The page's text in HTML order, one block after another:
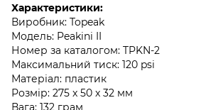
Характеристики:
Виробник: Topeak
Модель: Peakini II
Номер за каталогом: TPKN-2
Максимальний тиск: 120 psi
Матеріал: пластик
Розмір: 275 x 50 x 32 мм
Вага: 132 грам